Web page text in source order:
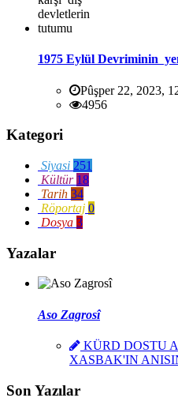
1975 Eylül Devriminin
Pûşper 22, 2023,
4956
Kategori
Siyasi 251
Kültür 18
Tarih 34
Röportaj 0
Dosya 3
Yazalar
Aso Zagrosî
KÜRD DOSTU
XASBAK'IN
Son Yazılar